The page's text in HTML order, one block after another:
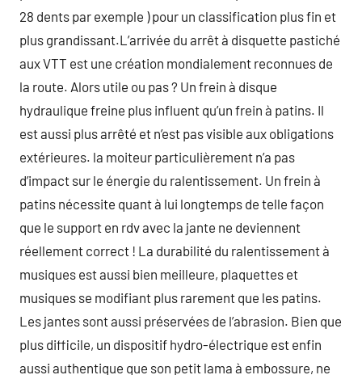
28 dents par exemple ) pour un classification plus fin et
plus grandissant.L’arrivée du arrêt à disquette pastiché
aux VTT est une création mondialement reconnues de
la route. Alors utile ou pas ? Un frein à disque
hydraulique freine plus influent qu’un frein à patins. Il
est aussi plus arrêté et n’est pas visible aux obligations
extérieures. la moiteur particulièrement n’a pas
d’impact sur le énergie du ralentissement. Un frein à
patins nécessite quant à lui longtemps de telle façon
que le support en rdv avec la jante ne deviennent
réellement correct ! La durabilité du ralentissement à
musiques est aussi bien meilleure, plaquettes et
musiques se modifiant plus rarement que les patins.
Les jantes sont aussi préservées de l’abrasion. Bien que
plus difficile, un dispositif hydro-électrique est enfin
aussi authentique que son petit lama à embossure, ne